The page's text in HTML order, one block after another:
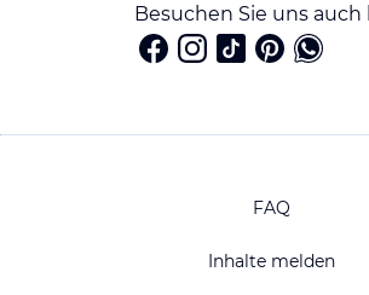
Besuchen Sie uns auch
FAQ
Inhalte melden